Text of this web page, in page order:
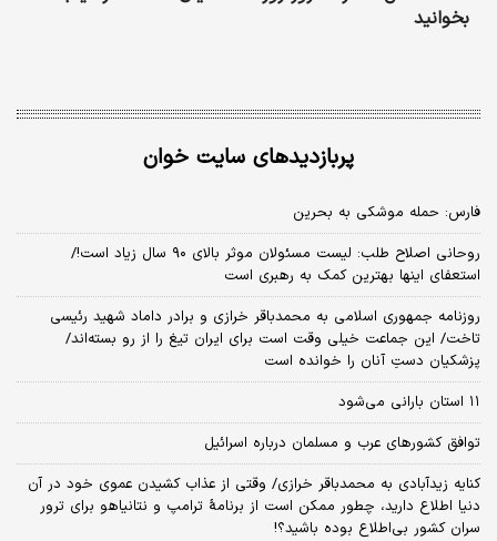
بخوانید
پربازدیدهای سایت خوان
فارس: حمله موشکی به بحرین
روحانی اصلاح طلب: ‌لیست مسئولان موثر بالای ۹۰ سال زیاد است!/
استعفای اینها بهترین کمک به رهبری است
روزنامه جمهوری اسلامی به محمدباقر خرازی و برادر داماد شهید رئیسی
تاخت/ این جماعت خیلی وقت است برای ایران تیغ را از رو بسته‌اند/
پزشکیان دستِ آنان را خوانده است
۱۱ استان بارانی می‌شود
توافق کشورهای عرب و مسلمان درباره اسرائیل
کنایه زیدآبادی به محمدباقر خرازی/ وقتی از عذاب کشیدن عموی خود در آن
دنیا اطلاع دارید، چطور ممکن است از برنامهٔ ترامپ و نتانیاهو برای ترور
سران کشور بی‌اطلاع بوده باشید؟!